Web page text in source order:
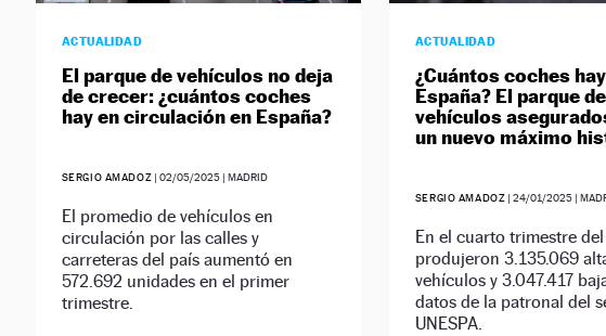
ACTUALIDAD
El parque de vehículos no deja
de crecer: ¿cuántos coches
hay en circulación en España?
SERGIO AMADOZ |02/05/2025 | MADRID
El promedio de vehículos en
circulación por las calles y
carreteras del país aumentó en
572.692 unidades en el primer
trimestre.
ACTUALIDAD
¿Cuántos coches
España? El parque de
vehículos
un nuevo máximo
SERGIO AMADOZ |24/01/2025 |
En el cuarto trimestre
produjeron 3.135.069
vehículos y 3.047.417
datos de la patronal del
UNESPA.